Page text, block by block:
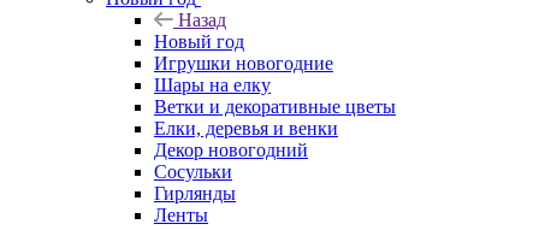
Назад
Новый год
Игрушки новогодние
Шары на елку
Ветки и декоративные цветы
Елки, деревья и венки
Декор новогодний
Сосульки
Гирлянды
Ленты